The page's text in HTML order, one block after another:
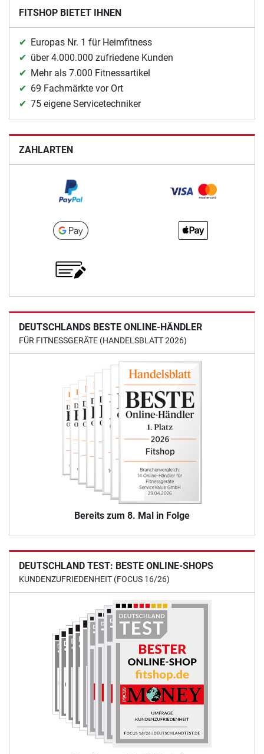
FITSHOP BIETET IHNEN
Europas Nr. 1 für Heimfitness
über 4.000.000 zufriedene Kunden
Mehr als 7.000 Fitnessartikel
69 Fachmärkte vor Ort
75 eigene Servicetechniker
ZAHLARTEN
DEUTSCHLANDS BESTE ONLINE-HÄNDLER
FÜR FITNESSGERÄTE (HANDELSBLATT 2026)
Bereits zum 8. Mal in Folge
DEUTSCHLAND TEST: BESTE ONLINE-SHOPS
KUNDENZUFRIEDENHEIT (FOCUS 16/26)